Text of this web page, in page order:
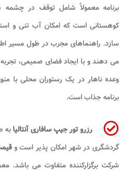
برنامه معمولاً شامل توقف در
کوهستانی است که امکان آب تنی و
سازد. راهنماهای مجرب در طول مسیر
می دهند و با ایجاد فضای صمیمی،
وعده ناهار در یک رستوران محلی با
برنامه جذاب است.
رزرو تور جیپ سافاری آنتالیا به
گردشگری در شهر امکان پذیر است و
شرکت برگزارکننده متفاوت می باشد.